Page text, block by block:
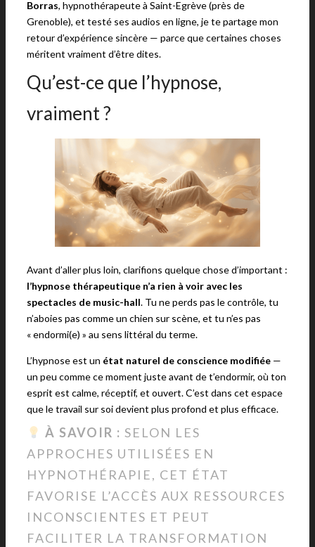
Borras, hypnothérapeute à Saint-Egrève (près de
Grenoble), et testé ses audios en ligne, je te partage mon
retour d’expérience sincère — parce que certaines choses
méritent vraiment d’être dites.
Qu’est-ce que l’hypnose,
vraiment ?
Avant d’aller plus loin, clarifions quelque chose d’important :
l’hypnose thérapeutique n’a rien à voir avec les
spectacles de music-hall. Tu ne perds pas le contrôle, tu
n’aboies pas comme un chien sur scène, et tu n’es pas
« endormi(e) » au sens littéral du terme.
L’hypnose est un état naturel de conscience modifiée —
un peu comme ce moment juste avant de t’endormir, où ton
esprit est calme, réceptif, et ouvert. C’est dans cet espace
que le travail sur soi devient plus profond et plus efficace.
À SAVOIR : SELON LES
APPROCHES UTILISÉES EN
HYPNOTHÉRAPIE, CET ÉTAT
FAVORISE L’ACCÈS AUX RESSOURCES
INCONSCIENTES ET PEUT
FACILITER LA TRANSFORMATION